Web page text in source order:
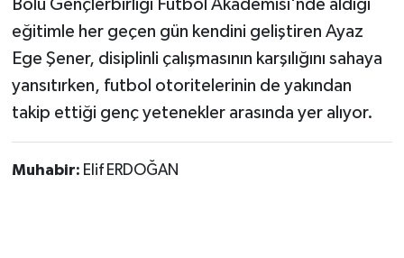
Bolu Gençlerbirliği Futbol Akademisi'nde aldığı
eğitimle her geçen gün kendini geliştiren Ayaz
Ege Şener, disiplinli çalışmasının karşılığını sahaya
yansıtırken, futbol otoritelerinin de yakından
takip ettiği genç yetenekler arasında yer alıyor.
Muhabir: Elif ERDOĞAN